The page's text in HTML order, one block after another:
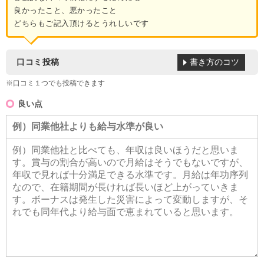
良かったこと、悪かったこと
どちらもご記入頂けるとうれしいです
口コミ投稿
※口コミ１つでも投稿できます
書き方のコツ
良い点